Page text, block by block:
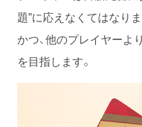
題”に応えなくてはなりま
かつ、他のプレイヤーよ
を目指します。